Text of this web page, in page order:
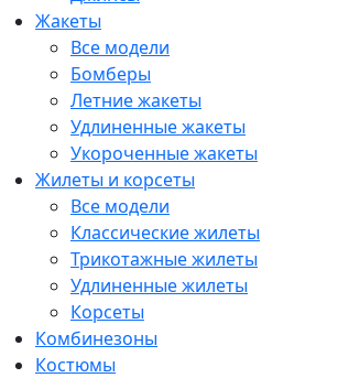
Жакеты
Все модели
Бомберы
Летние жакеты
Удлиненные жакеты
Укороченные жакеты
Жилеты и корсеты
Все модели
Классические жилеты
Трикотажные жилеты
Удлиненные жилеты
Корсеты
Комбинезоны
Костюмы